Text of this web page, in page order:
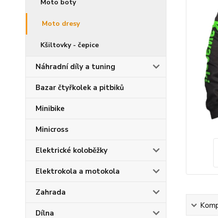
Moto boty
Moto dresy
Kšiltovky - čepice
Náhradní díly a tuning
Bazar čtyřkolek a pitbiků
Minibike
Minicross
Elektrické koloběžky
Elektrokola a motokola
Zahrada
Dílna